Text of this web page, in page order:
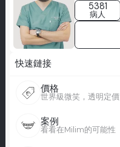
5381
病人
快速鏈接
價格
世界級微笑，透明定價
案例
看看在Milim的可能性